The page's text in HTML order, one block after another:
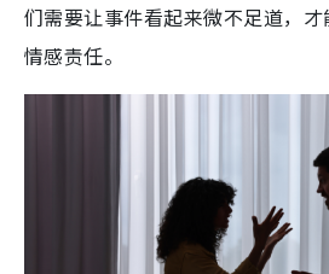
们需要让事件看起来微不足道，
情感责任。